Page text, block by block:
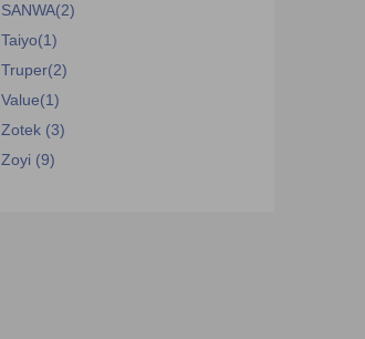
SANWA(2)
Taiyo(1)
Truper(2)
Value(1)
Zotek (3)
Zoyi (9)